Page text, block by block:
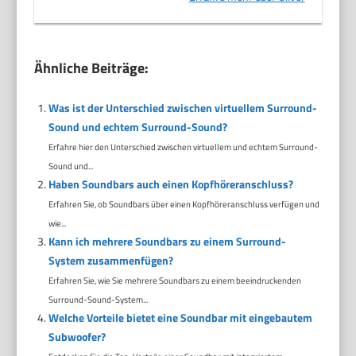
Ähnliche Beiträge:
Was ist der Unterschied zwischen virtuellem Surround-
Sound und echtem Surround-Sound?
Erfahre hier den Unterschied zwischen virtuellem und echtem Surround-
Sound und...
Haben Soundbars auch einen Kopfhöreranschluss?
Erfahren Sie, ob Soundbars über einen Kopfhöreranschluss verfügen und
wie...
Kann ich mehrere Soundbars zu einem Surround-
System zusammenfügen?
Erfahren Sie, wie Sie mehrere Soundbars zu einem beeindruckenden
Surround-Sound-System...
Welche Vorteile bietet eine Soundbar mit eingebautem
Subwoofer?